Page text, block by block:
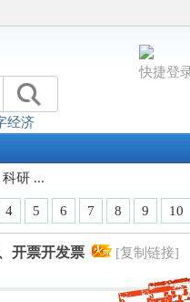
经济
快捷登
研 ...
4 5 6 7 8 9 10
开票开发票 [复制链接]